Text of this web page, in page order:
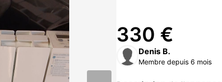
330 €
Denis B.
Membre depuis 6 mois